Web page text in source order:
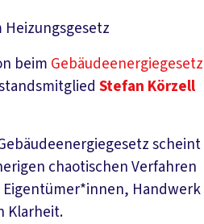
Heizungsgesetz
beim Gebäudeenergiegesetz
Stefan Körzell
scheint
chaotischen Verfahren
Handwerk
Klarheit.